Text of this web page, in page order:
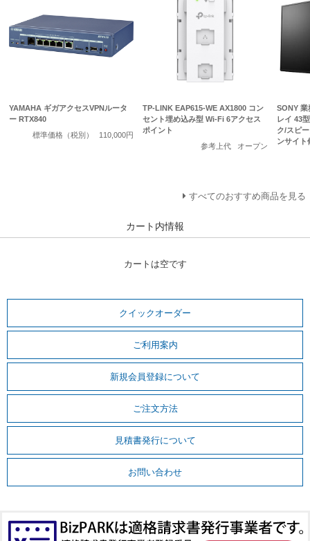
YAMAHA ギガアクセスVPNルータ
ー RTX840
標準価格（税別）
110,000円
TP-LINK EAP615-WE AX1800 コン
セント埋め込み型 Wi-Fi 6アクセス
ポイント
参考上代
オープン
SONY 業
レイ 43
ク/スピ
ンサイト
すべてのおすすめ商品を見る
カート内情報
カートは空です
クイックオーダー
ご利用案内
新規会員登録について
ご注文方法
見積書発行について
お問い合わせ